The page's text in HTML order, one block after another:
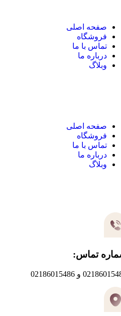
صفحه اصلی
فروشگاه
تماس با ما
درباره ما
وبلاگ
صفحه اصلی
فروشگاه
تماس با ما
درباره ما
وبلاگ
تماس:
و 02186015486